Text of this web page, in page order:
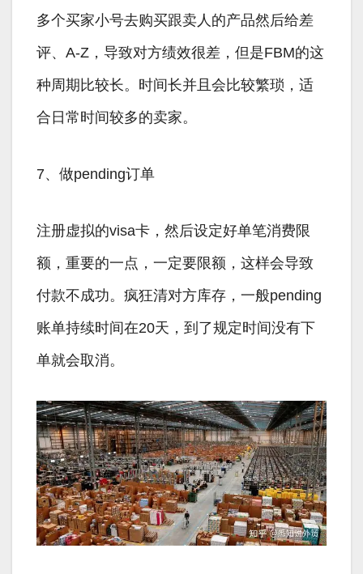
多个买家小号去购买跟卖人的产品然后给差
评、A-Z，导致对方绩效很差，但是FBM的这
种周期比较长。时间长并且会比较繁琐，适
合日常时间较多的卖家。
7、做pending订单
注册虚拟的visa卡，然后设定好单笔消费限
额，重要的一点，一定要限额，这样会导致
付款不成功。疯狂清对方库存，一般pending
账单持续时间在20天，到了规定时间没有下
单就会取消。